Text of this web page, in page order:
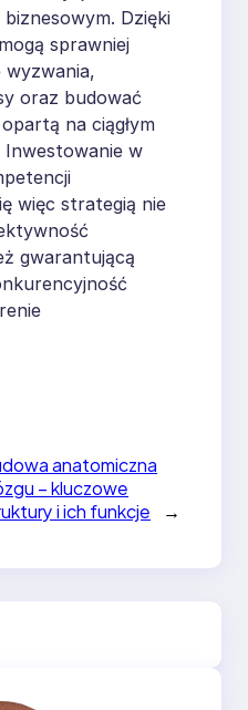
Dzięki
sprawniej
oraz budować
na ciągłym
Inwestowanie w
więc strategią nie
gwarantującą
anatomiczna
– kluczowe
i ich funkcje
→